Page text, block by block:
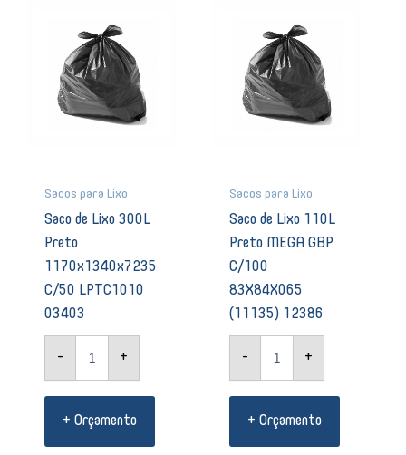
Sacos para Lixo
Saco de Lixo 300L
Preto
1170x1340x7235
C/50 LPTC1010
03403
-
300L
Preto
1170x1340x7235
C/50
LPTC1010
03403
+
+ Orçamento
Sacos para Lixo
Saco de Lixo 110L
Preto MEGA GBP
C/100
83X84X065
(11135) 12386
-
110L
Preto
MEGA
GBP
C/100
83X84X065
+
+ Orçamento